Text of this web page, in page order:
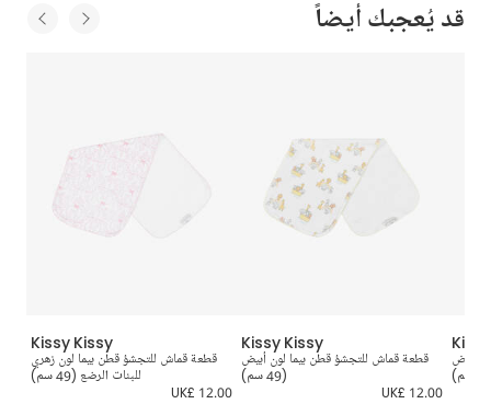
قد يُعجبك أيضاً
Kissy Kissy
قطعة قماش للتجشؤ قطن بيما لون زهري
للبنات الرضع (49 سم)
UK£ 12.00
Kissy Kissy
قطعة قماش للتجشؤ قطن بيما لون أبيض
(49 سم)
UK£ 12.00
أبيض